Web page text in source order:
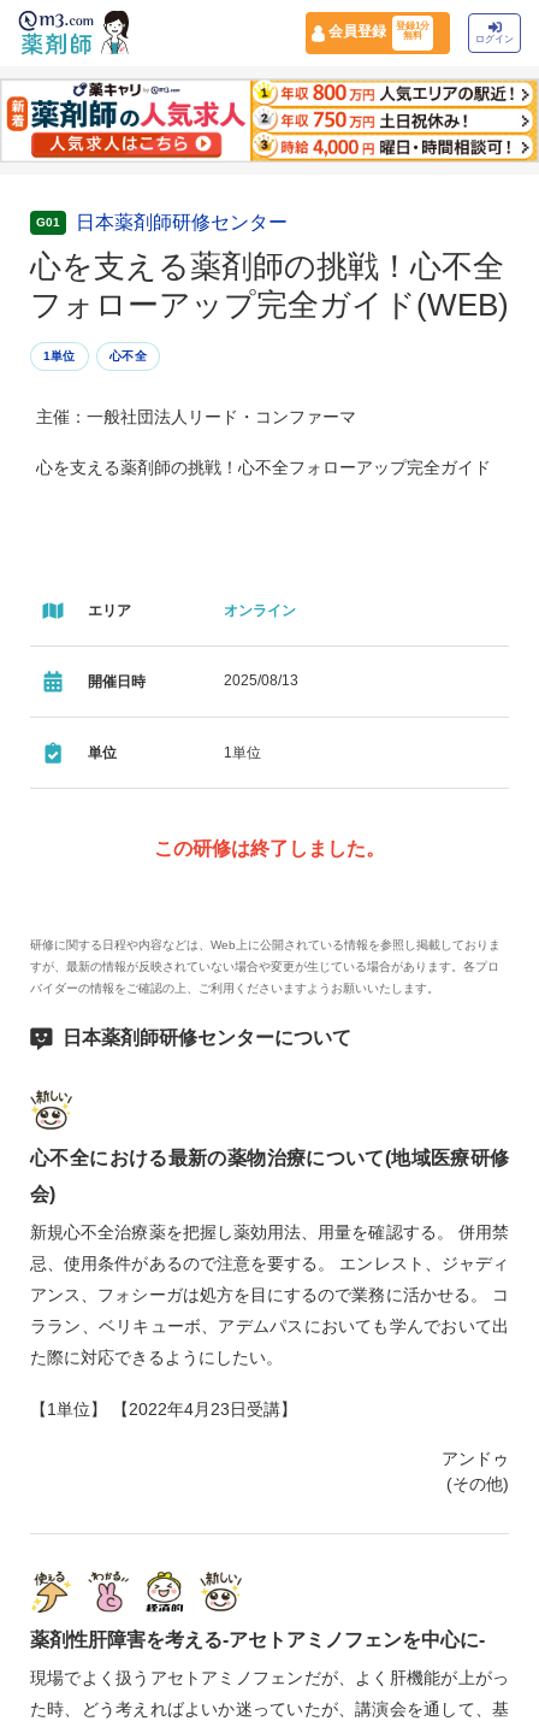
会員登録
登録1分
無料
ログイン
G01 日本薬剤師研修センター
心を支える薬剤師の挑戦！心不全
フォローアップ完全ガイド(WEB)
1単位 心不全
主催：一般社団法人リード・コンファーマ
心を支える薬剤師の挑戦！心不全フォローアップ完全ガイド
エリア オンライン
開催日時 2025/08/13
単位 1単位
この研修は終了しました。
研修に関する日程や内容などは、Web上に公開されている情報を参照し掲載しておりま
すが、最新の情報が反映されていない場合や変更が生じている場合があります。各プロ
バイダーの情報をご確認の上、ご利用くださいますようお願いいたします。
日本薬剤師研修センターについて
心不全における最新の薬物治療について(地域医療研修
会)
新規心不全治療薬を把握し薬効用法、用量を確認する。 併用禁
忌、使用条件があるので注意を要する。 エンレスト、ジャディ
アンス、フォシーガは処方を目にするので業務に活かせる。 コ
ララン、ベリキューボ、アデムパスにおいても学んでおいて出
た際に対応できるようにしたい。
【1単位】 【2022年4月23日受講】
アンドゥ
(その他)
薬剤性肝障害を考える‐アセトアミノフェンを中心に‐
現場でよく扱うアセトアミノフェンだが、よく肝機能が上がっ
た時、どう考えればよいか迷っていたが、講演会を通して、基